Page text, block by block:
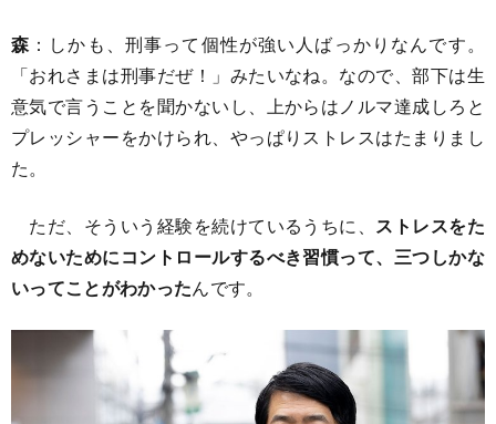
森 ：しかも、刑事って個性が強い人ばっかりなんです。
「おれさまは刑事だぜ！」みたいなね。なので、部下は生
意気で言うことを聞かないし、上からはノルマ達成しろと
プレッシャーをかけられ、やっぱりストレスはたまりまし
た。
ただ、そういう経験を続けているうちに、 ストレスをた
めないためにコントロールするべき習慣って、三つしかな
いってことがわかったんです。